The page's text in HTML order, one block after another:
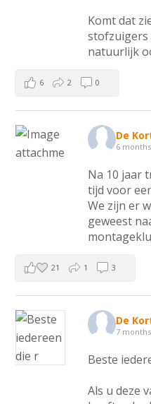
Komt dat
natuurlijk
6 2 0
De
6
Na 10 jaar
tijd voor
We zijn er
geweest
21 1 3
De
7
Beste
Als u deze